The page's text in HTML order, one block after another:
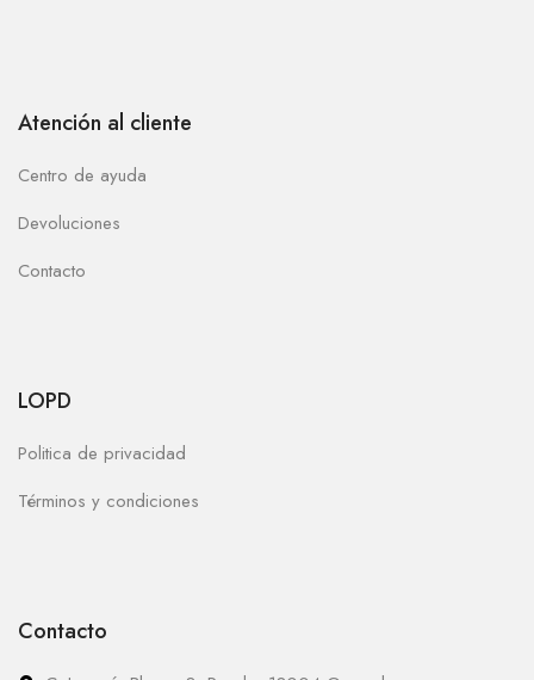
Atención al cliente
Centro de ayuda
Devoluciones
Contacto
LOPD
Politica de privacidad
Términos y condiciones
Contacto